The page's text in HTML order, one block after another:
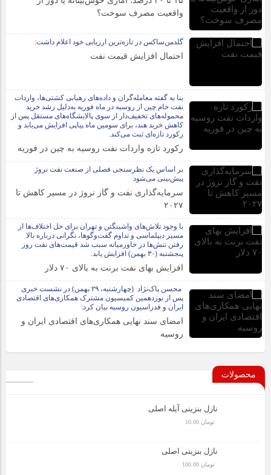
واقعیت مصرف سوخت؟
گلدمن‌ساکس در تازه‌ترین ارزیابی خود اعلام داشت:
احتمال افزایش قیمت نفت
بنا به گفته معامله‌گران و داده‌های رهیابی کشتی‌ها، واردات
نفت خام چین از روسیه در ماه فوریه به‌دلیل رشد خرید
محموله‌های تخفیف‌دار از سوی پالایشگاه‌های مستقل پس از
کاهش خرید هند، برای سومین ماه پیاپی افزایش می‌یابد و
رکورد تازه‌ای ثبت می‌کند.
رکورد تازه واردات نفت روسیه به چین در فوریه
بر اساس یک نظرسنجی فصلی از صنعت نفت نروژ
پیش‌بینی می‌شود
سرمایه‌گذاری نفت و گاز نروژ در مسیر کاهش تا
۲۰۲۷
با وجود تلاش‌های واشینگتن و تهران برای حل اختلاف‌ها از
مسیر دیپلماسی و تداوم گفت‌وگوها، نگرانی درباره بالا
رفتن تنش‌ها در خاورمیانه سبب شد قیمت‌های نفت روز
پنجشنبه (۳۰ بهمن) افزایش یابد.
افزایش بهای نفت برنت به بالای ۷۰ دلار
محسن پاک‌نژاد (چهارشنبه، ۲۹ بهمن) در نشست خبری
پس از نوزدهمین کمیسیون مشترک همکاری‌های اقتصادی
ایران و فدراسیون روسیه بیان کرد:
امضای سند نهایی همکاری‌های اقتصادی ایران و
روسیه
محصولات
نازل بنزینی آیله اصلی
تومان
نازل بنزینی اصلی
تومان